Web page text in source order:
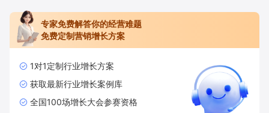
专家免费解答你的经营难题
免费定制营销增长方案
1对1定制行业增长方案
获取最新行业增长案例库
全国100场增长大会参赛资格